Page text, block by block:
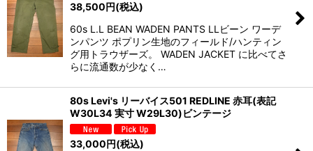
38,500円(税込)
60s L.L BEAN WADEN PANTS LLビーン ワーデ
ンパンツ ポプリン生地のフィールド/ハンティン
グ用トラウザーズ。 WADEN JACKET に比べてさ
らに流通数が少なく…
80s Levi's リーバイス501 REDLINE 赤耳(表記
W30L34 実寸 W29L30)ビンテージ
33,000円(税込)